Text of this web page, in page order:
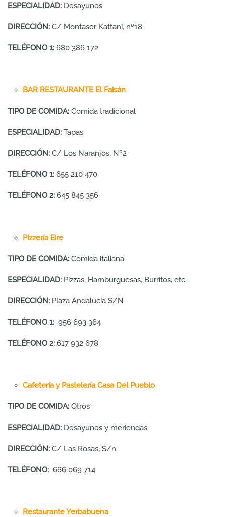
ESPECIALIDAD: Desayunos
DIRECCIÓN: C/ Montaser Kattani, nº18
TELÉFONO 1: 680 386 172
BAR RESTAURANTE El Faisán
TIPO DE COMIDA: Comida tradicional
ESPECIALIDAD: Tapas
DIRECCIÓN: C/ Los Naranjos, Nº2
TELÉFONO 1: 655 210 470
TELÉFONO 2: 645 845 356
Pizzería Eire
TIPO DE COMIDA: Comida italiana
ESPECIALIDAD: Pizzas, Hamburguesas, Burritos, etc.
DIRECCIÓN: Plaza Andalucía S/N
TELÉFONO 1: 956 693 364
TELÉFONO 2: 617 932 678
Cafetería y Pastelería Casa Del Pueblo
TIPO DE COMIDA: Otros
ESPECIALIDAD: Desayunos y meriendas
DIRECCIÓN: C/ Las Rosas, S/n
TELÉFONO: 666 069 714
Restaurante Yerbabuena